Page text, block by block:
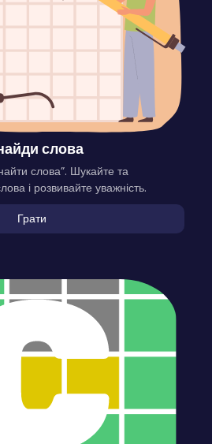
слова
слова”. Шукайте та
і розвивайте уважність.
Грати